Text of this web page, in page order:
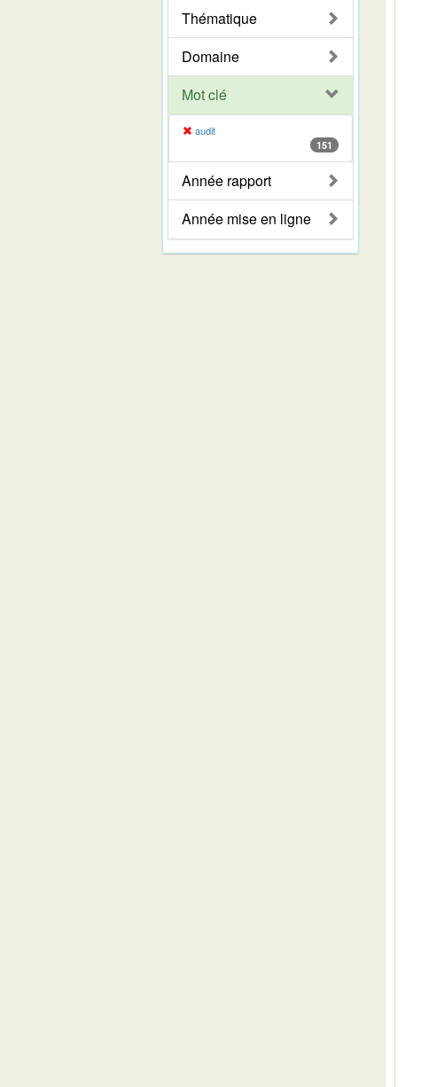
Thématique
Domaine
Mot clé
audit
151
Année rapport
Année mise en ligne